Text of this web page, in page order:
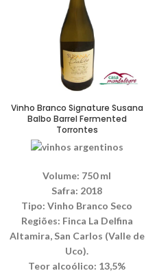
Vinho Branco Signature Susana
Balbo Barrel Fermented
Torrontes
Volume: 750 ml
Safra: 2018
Tipo: Vinho Branco Seco
Regiões: Finca La Delfina
Altamira, San Carlos (Valle de
Uco).
Teor alcoólico: 13,5%